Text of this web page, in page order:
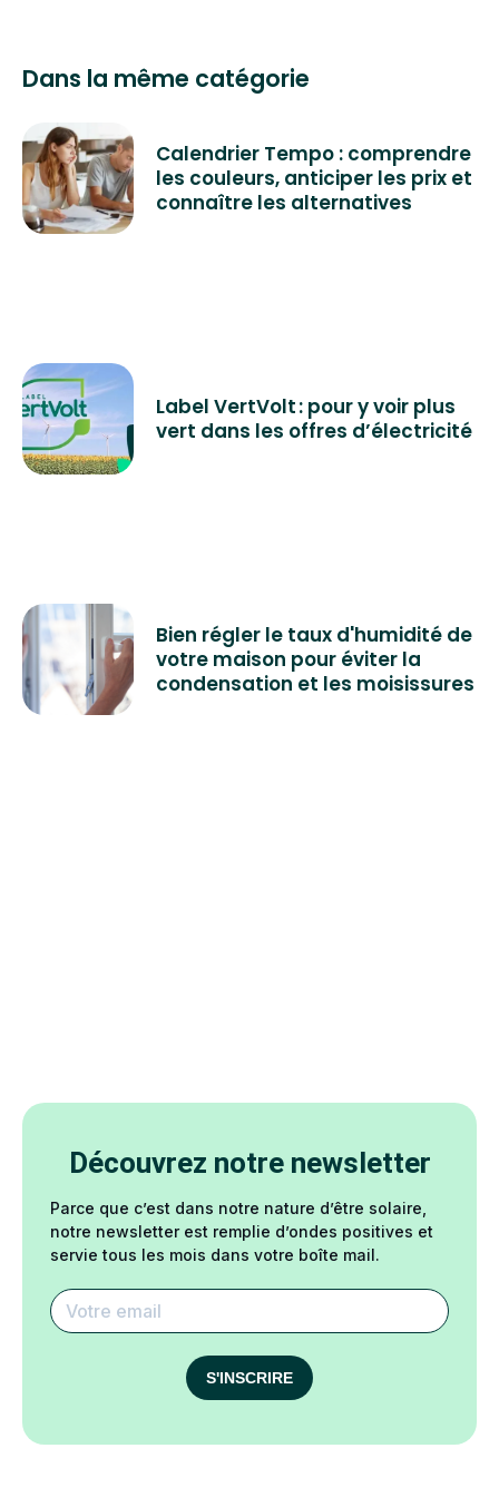
Dans la même catégorie
Calendrier Tempo : comprendre
les couleurs, anticiper les prix et
connaître les alternatives
Label VertVolt : pour y voir plus
vert dans les offres d’électricité
Bien régler le taux d'humidité de
votre maison pour éviter la
condensation et les moisissures
Découvrez notre newsletter
Parce que c’est dans notre nature d’être solaire,
notre newsletter est remplie d’ondes positives et
servie tous les mois dans votre boîte mail.
S'INSCRIRE